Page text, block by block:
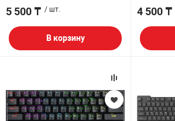
5 500 ₸ / шт.
В корзину
4 500 ₸